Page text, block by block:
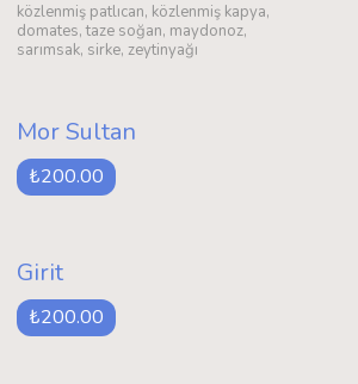
közlenmiş patlıcan, közlenmiş kapya,
domates, taze soğan, maydonoz,
sarımsak, sirke, zeytinyağı
Mor Sultan
₺200.00
Girit
₺200.00